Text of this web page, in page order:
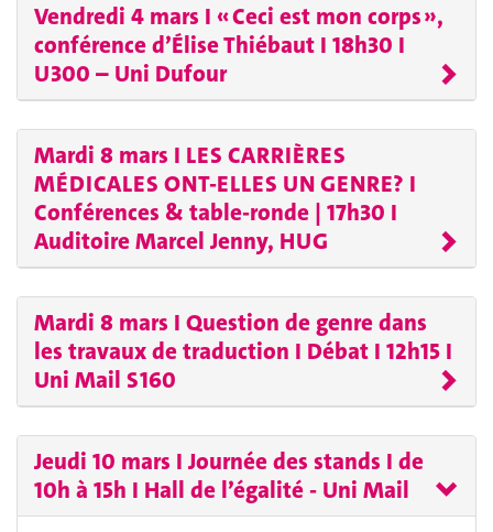
Vendredi 4 mars I « Ceci est mon corps »,
conférence d’Élise Thiébaut I 18h30 I
U300 – Uni Dufour
Mardi 8 mars I LES CARRIÈRES
MÉDICALES ONT-ELLES UN GENRE? I
Conférences & table-ronde | 17h30 I
Auditoire Marcel Jenny, HUG
Mardi 8 mars I Question de genre dans
les travaux de traduction I Débat I 12h15 I
Uni Mail S160
Jeudi 10 mars I Journée des stands I de
10h à 15h I Hall de l’égalité - Uni Mail